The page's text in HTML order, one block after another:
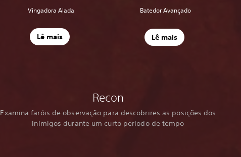
Vingadora Alada
Lê mais
Batedor Avançado
Lê mais
Recon
Examina faróis de observação para descobrires as posições dos
inimigos durante um curto período de tempo